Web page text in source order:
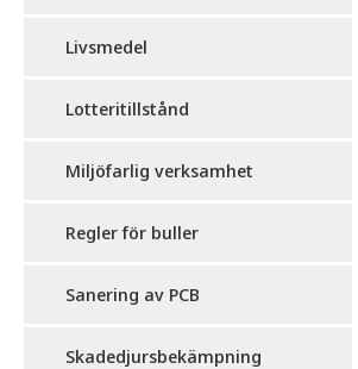
Livsmedel
Lotteritillstånd
Miljöfarlig verksamhet
Regler för buller
Sanering av PCB
Skadedjursbekämpning